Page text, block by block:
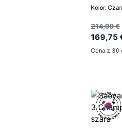
Kolor:
214,99 €
169,75
Cena z 30